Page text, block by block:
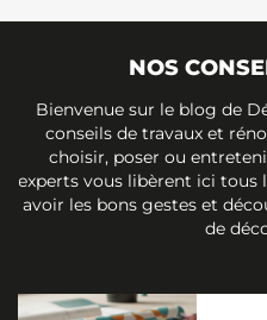
NOS
Bienvenue sur le blog de
conseils de travaux et
choisir, poser ou
experts vous libèrent ici tous
avoir les bons gestes et
de